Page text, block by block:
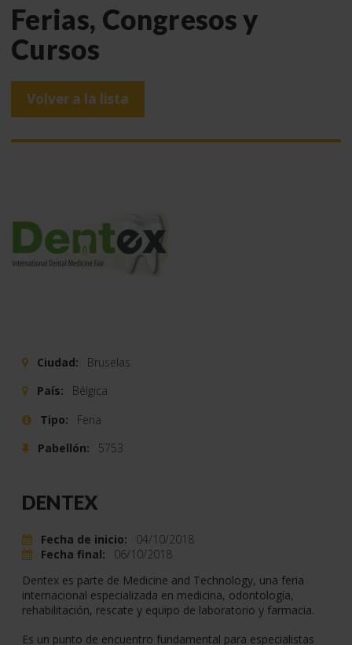
Ferias, Congresos y
Cursos
Volver a la lista
Ciudad:
Bruselas
País:
Bélgica
Tipo:
Feria
Pabellón:
5753
DENTEX
Fecha de inicio:
04/10/2018
Fecha final:
06/10/2018
Dentex es parte de Medicine and Technology, una feria
internacional especializada en medicina, odontología,
rehabilitación, rescate y equipo de laboratorio y farmacia.
Es un punto de encuentro fundamental para especialistas